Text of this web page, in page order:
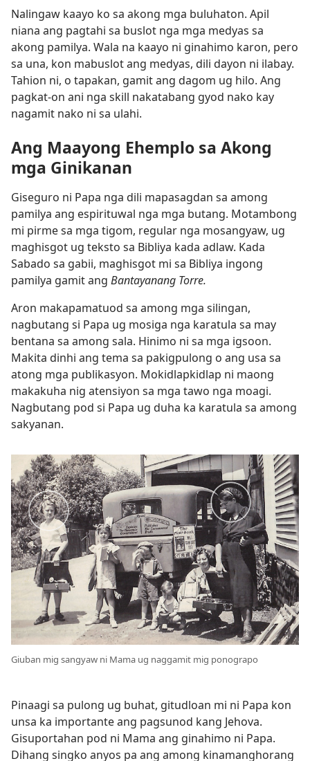
Nalingaw kaayo ko sa akong mga buluhaton. Apil
niana ang pagtahi sa buslot nga mga medyas sa
akong pamilya. Wala na kaayo ni ginahimo karon, pero
sa una, kon mabuslot ang medyas, dili dayon ni ilabay.
Tahion ni, o tapakan, gamit ang dagom ug hilo. Ang
pagkat-on ani nga skill nakatabang gyod nako kay
nagamit nako ni sa ulahi.
Ang Maayong Ehemplo sa Akong
mga Ginikanan
Giseguro ni Papa nga dili mapasagdan sa among
pamilya ang espirituwal nga mga butang. Motambong
mi pirme sa mga tigom, regular nga mosangyaw, ug
maghisgot ug teksto sa Bibliya kada adlaw. Kada
Sabado sa gabii, maghisgot mi sa Bibliya ingong
pamilya gamit ang Bantayanang Torre.
Aron makapamatuod sa among mga silingan,
nagbutang si Papa ug mosiga nga karatula sa may
bentana sa among sala. Hinimo ni sa mga igsoon.
Makita dinhi ang tema sa pakigpulong o ang usa sa
atong mga publikasyon. Mokidlapkidlap ni maong
makakuha nig atensiyon sa mga tawo nga moagi.
Nagbutang pod si Papa ug duha ka karatula sa among
sakyanan.
Giuban mig sangyaw ni Mama ug naggamit mig ponograpo
Pinaagi sa pulong ug buhat, gitudloan mi ni Papa kon
unsa ka importante ang pagsunod kang Jehova.
Gisuportahan pod ni Mama ang ginahimo ni Papa.
Dihang singko anyos pa ang among kinamanghorang